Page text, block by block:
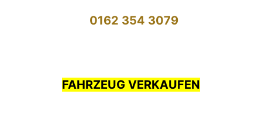
0162 354 3079
FAHRZEUG VERKAUFEN